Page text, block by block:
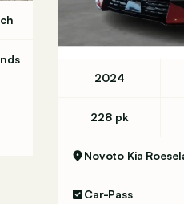
2024
228 pk
Novoto Kia
Car-Pass